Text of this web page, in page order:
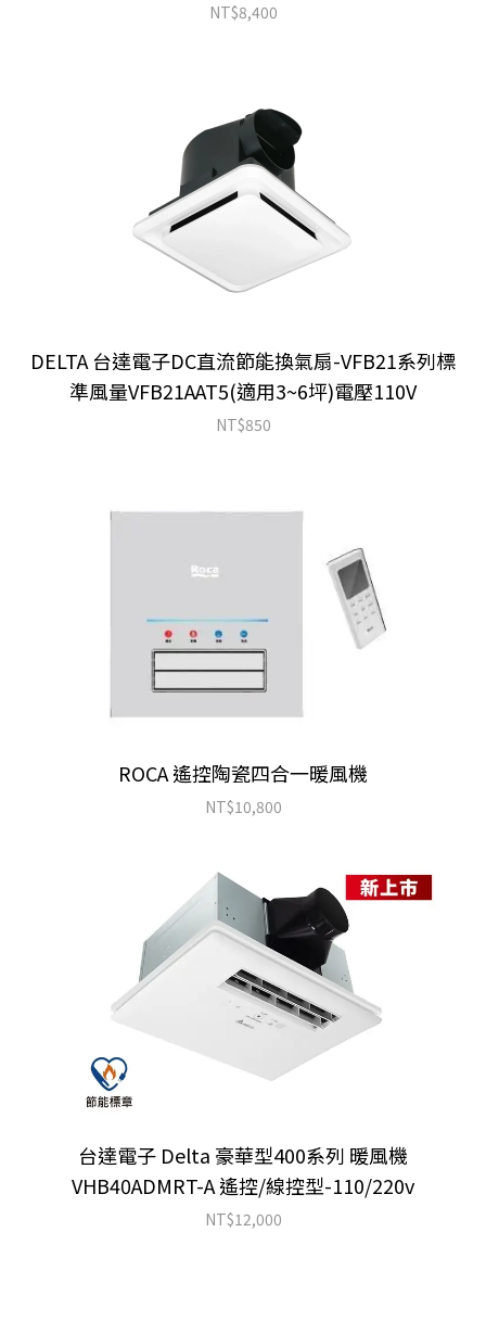
NT$8,400
DELTA 台達電子DC直流節能換氣扇-VFB21系列標
準風量VFB21AAT5(適用3~6坪)電壓110V
NT$850
ROCA 遙控陶瓷四合一暖風機
NT$10,800
台達電子 Delta 豪華型400系列 暖風機
VHB40ADMRT-A 遙控/線控型-110/220v
NT$12,000